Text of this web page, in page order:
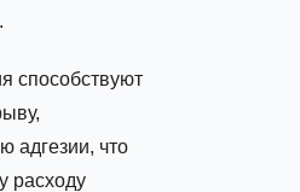
способствуют
адгезии, что
расходу